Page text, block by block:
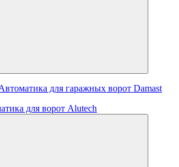
для гаражных ворот Damast
для ворот Alutech